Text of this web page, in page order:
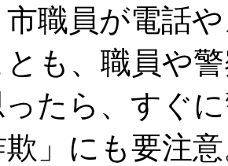
職員が電話
とも、職員や
たら、すぐ
欺」にも要注